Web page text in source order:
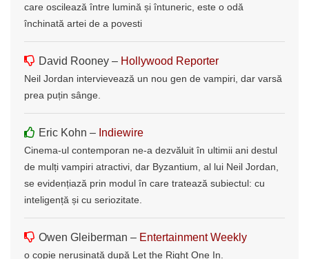
care oscilează între lumină și întuneric, este o odă
închinată artei de a povesti
David Rooney – Hollywood Reporter
Neil Jordan intervievează un nou gen de vampiri, dar varsă
prea puțin sânge.
Eric Kohn – Indiewire
Cinema-ul contemporan ne-a dezvăluit în ultimii ani destul
de mulți vampiri atractivi, dar Byzantium, al lui Neil Jordan,
se evidențiază prin modul în care tratează subiectul: cu
inteligență și cu seriozitate.
Owen Gleiberman – Entertainment Weekly
o copie nerușinată după Let the Right One In.